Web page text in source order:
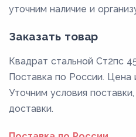
уточним наличие и
Заказать товар
Квадрат стальной Ст2пс
Поставка по России. Цена
Уточним условия
доставки.